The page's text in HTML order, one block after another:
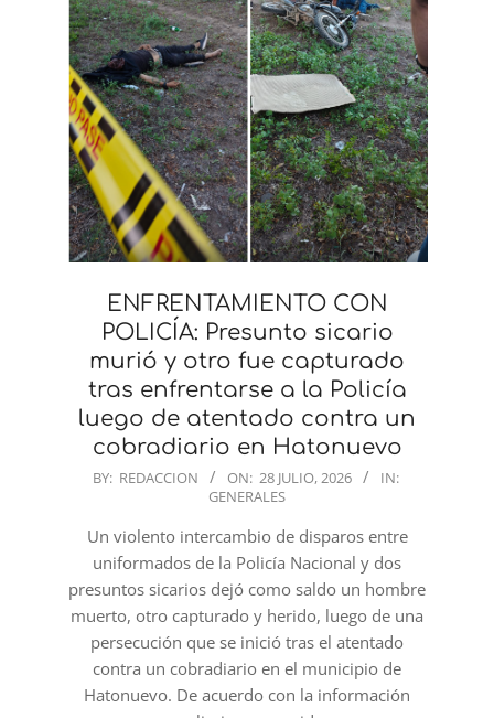
ENFRENTAMIENTO CON
POLICÍA: Presunto sicario
murió y otro fue capturado
tras enfrentarse a la Policía
luego de atentado contra un
cobradiario en Hatonuevo
2026-
BY: REDACCION ON: 28 JULIO, 2026
IN:
GENERALES
Un violento intercambio de disparos entre
uniformados de la Policía Nacional y dos
presuntos sicarios dejó como saldo un hombre
muerto, otro capturado y herido, luego de una
persecución que se inició tras el atentado
contra un cobradiario en el municipio de
Hatonuevo. De acuerdo con la información